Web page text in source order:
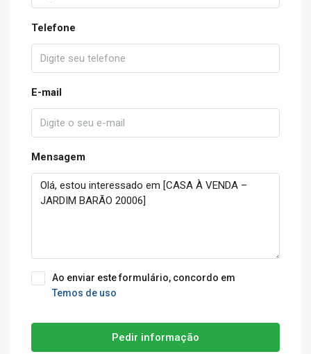
Telefone
E-mail
Mensagem
Ao enviar este formulário, concordo em
Temos de uso
Pedir informação